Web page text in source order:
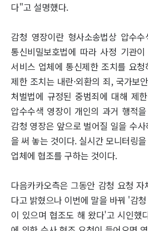
다"고 설명했다.
감청 영장이란 형사소송법상 압수
통신비밀보호법에 따라 사정 기관
서비스 업체에 통신제한 조치를 요
제한 조치는 내란·외환의 죄, 국가보
처벌법에 규정된 중범죄에 대해 제
압수수색 영장이 개인의 과거 행적
감청 영장은 앞으로 벌어질 일을 수
을 써 놓는 것이다. 실시간 모니터링
업체에 협조를 구하는 것이다.
다음카카오측은 그동안 감청 요청
다고 밝혔으나 이번에 말을 바꿔 '감
이 있으며 협조도 해 왔다'고 시인했